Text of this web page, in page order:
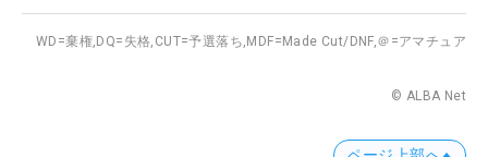
WD=棄権, DQ=失格, CUT=予選落ち, MDF=Made Cut/DNF,＠=アマチュア
© ALBA Net